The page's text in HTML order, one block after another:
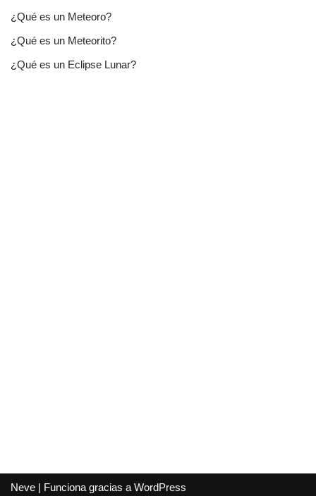
¿Qué es un Meteoro?
¿Qué es un Meteorito?
¿Qué es un Eclipse Lunar?
Neve | Funciona gracias a WordPress